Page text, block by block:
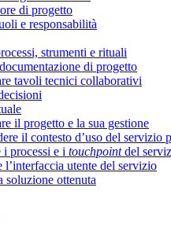
di progetto
e responsabilità
strumenti e rituali
di progetto
tavoli tecnici collaborativi
il progetto e la sua gestione
il contesto d’uso del servizio
i processi e i touchpointdel
l’interfaccia utente del servizio
soluzione ottenuta